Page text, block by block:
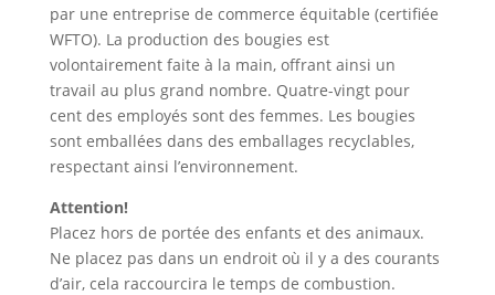
par une entreprise de commerce équitable (certifiée
WFTO). La production des bougies est
volontairement faite à la main, offrant ainsi un
travail au plus grand nombre. Quatre-vingt pour
cent des employés sont des femmes. Les bougies
sont emballées dans des emballages recyclables,
respectant ainsi l’environnement.
Attention!
Placez hors de portée des enfants et des animaux.
Ne placez pas dans un endroit où il y a des courants
d’air, cela raccourcira le temps de combustion.